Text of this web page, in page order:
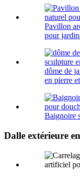
Pavillon
pour
dôme de
en pierre
Baignoire
Dalle extérieure